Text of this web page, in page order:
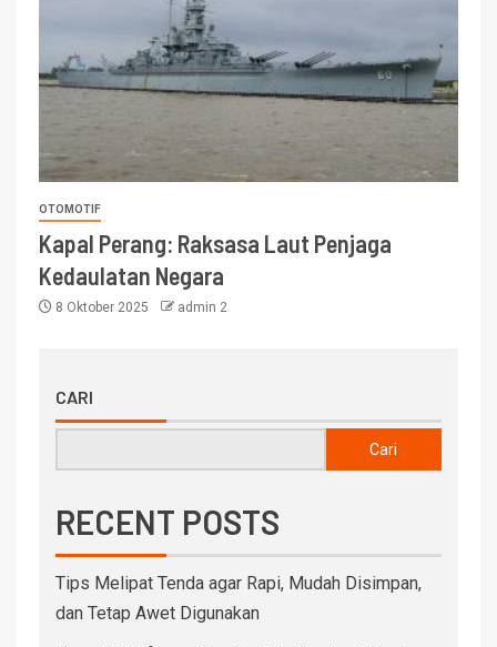
OTOMOTIF
Kapal Perang: Raksasa Laut Penjaga
Kedaulatan Negara
8 Oktober 2025 admin 2
CARI
Cari
RECENT POSTS
Tips Melipat Tenda agar Rapi, Mudah Disimpan,
dan Tetap Awet Digunakan